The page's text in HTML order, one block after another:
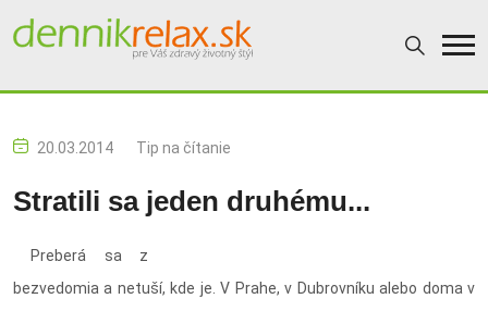
20.03.2014 Tip na čítanie
Stratili sa jeden druhému...
Preberá sa z
bezvedomia a netuší, kde je. V Prahe, v Dubrovníku alebo doma v